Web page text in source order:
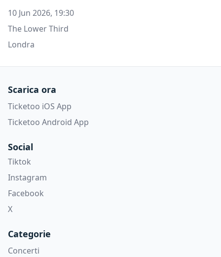
10 Jun 2026, 19:30
The Lower Third
Londra
Scarica ora
Ticketoo iOS App
Ticketoo Android App
Social
Tiktok
Instagram
Facebook
X
Categorie
Concerti